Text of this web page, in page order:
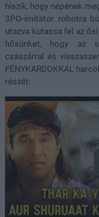
hiszik, hogy népének
3PO-imitátor robotra
utazva kutassa fel az
hősünket, hogy az
császárral és
FÉNYKARDOKKAL
részét: